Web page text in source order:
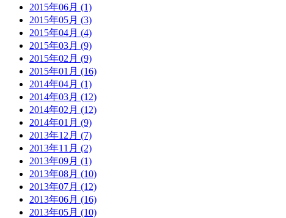
2015年06月 (1)
2015年05月 (3)
2015年04月 (4)
2015年03月 (9)
2015年02月 (9)
2015年01月 (16)
2014年04月 (1)
2014年03月 (12)
2014年02月 (12)
2014年01月 (9)
2013年12月 (7)
2013年11月 (2)
2013年09月 (1)
2013年08月 (10)
2013年07月 (12)
2013年06月 (16)
2013年05月 (10)